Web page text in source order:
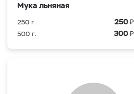
Мука льняная
250 г. 250₽
500 г. 300₽